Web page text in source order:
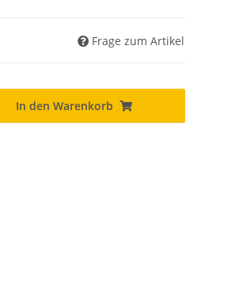
Frage zum Artikel
In den Warenkorb